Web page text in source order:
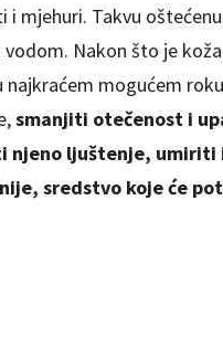
mjehuri. Takvu
Nakon što je
mogućem
smanjiti otečenost i
ljuštenje, umiriti
sredstvo koje će